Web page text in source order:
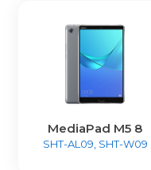
MediaPad M5 8
SHT-AL09, SHT-W09